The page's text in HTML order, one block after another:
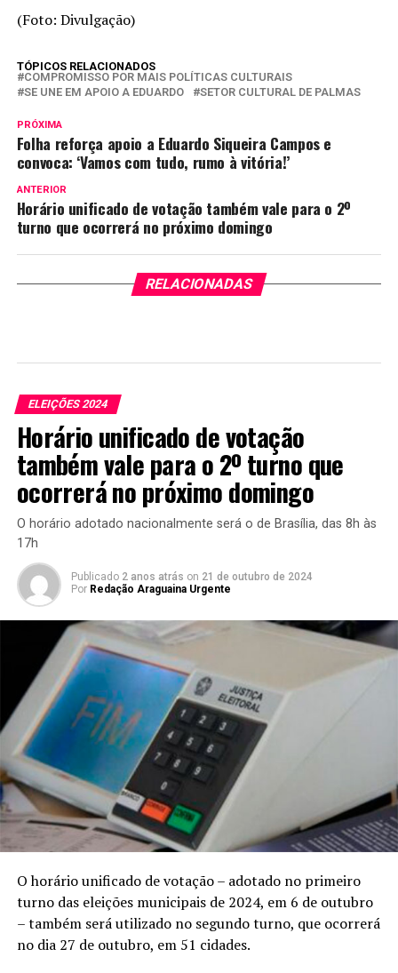
(Foto: Divulgação)
TÓPICOS RELACIONADOS
COMPROMISSO POR MAIS POLÍTICAS CULTURAIS
SE UNE EM APOIO A EDUARDO
SETOR CULTURAL DE PALMAS
PRÓXIMA
Folha reforça apoio a Eduardo Siqueira Campos e
convoca: ‘Vamos com tudo, rumo à vitória!’
ANTERIOR
Horário unificado de votação também vale para o 2º
turno que ocorrerá no próximo domingo
RELACIONADAS
ELEIÇÕES 2024
Horário unificado de votação
também vale para o 2º turno que
ocorrerá no próximo domingo
O horário adotado nacionalmente será o de Brasília, das 8h às
17h
Publicado 2 anos atrás on 21 de outubro de 2024
Por Redação Araguaina Urgente
O horário unificado de votação – adotado no primeiro
turno das eleições municipais de 2024, em 6 de outubro
– também será utilizado no segundo turno, que ocorrerá
no dia 27 de outubro, em 51 cidades.